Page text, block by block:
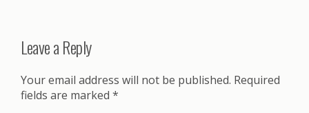
Leave a Reply
Your email address will not be published. Required
fields are marked *